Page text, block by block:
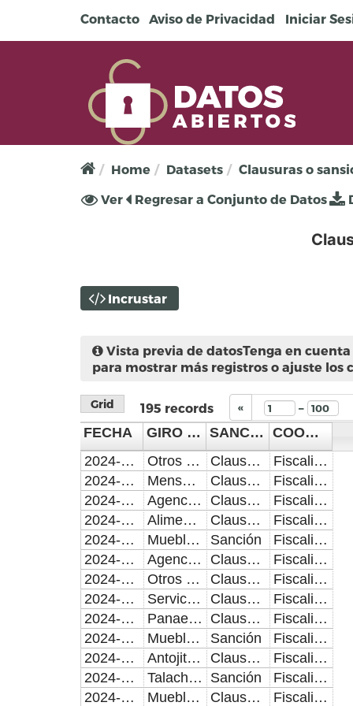
Contacto Aviso de Privacidad Iniciar
Home Datasets Clausuras o
Solapas principales
Ver (solapa
Regresar a Conjunto de Datos
Incrustar
Vista previa de datosTenga en
para mostrar más registros o ajuste los
Grid 195 records « –
FECHA GIRO DE NEGOCIO SANCIÓN/CLAUSURA
COORDINACIÓN
2024-07-01
Otros Comercios al Menudeo Clausura
Fiscalización de Comercio Establecido
2024-07-01
Mensajeria y Paqueteria Clausura
Fiscalización de Comercio Establecido
2024-07-01
Agencia de Bicicletas y Motocicletas Clausura
Fiscalización de Comercio Establecido
2024-07-01
Alimentos en General con Venta de Cerveza en Botella Abierta Clausura
Fiscalización de Comercio Establecido
2024-07-01
Muebleria Sanción
Fiscalización de Comercio Establecido
2024-07-01
Agencia de Autos Seminuevos Clausura
Fiscalización de Comercio Establecido
2024-07-01
Otros Servicios de Comunicación Clausura
Fiscalización de Comercio Establecido
2024-07-02
Servicio Mecanico Automotriz Clausura
Fiscalización de Comercio Establecido
2024-07-02
Panaeria y Horno de Pan Clausura
Fiscalización de Comercio Establecido
2024-07-02
Muebleria Sanción
Fiscalización de Comercio Establecido
2024-07-02
Antojitos Jugos y Licuados Clausura
Fiscalización de Comercio Establecido
2024-07-02
Talacheria Sanción
Fiscalización de Comercio Establecido
2024-07-02
Muebleria Clausura
Fiscalización de Comercio Establecido